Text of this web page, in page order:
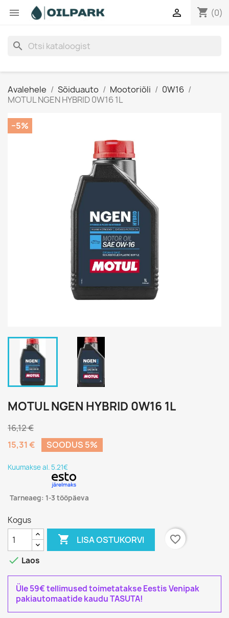
 shopping_cart (0)

search
Avalehele Sõiduauto Mootoriõli
0W16
MOTUL NGEN HYBRID 0W16 1L
−5%
MOTUL NGEN HYBRID 0W16 1L
16,12 €
15,31 €
SOODUS 5%
Kuumakse al. 5.21€
Tarneaeg: 1-3 tööpäeva
Kogus
 LISA OSTUKORVI
favorite_border
 Laos
Üle 59€ tellimused toimetatakse Eestis Venipak
pakiautomaatide kaudu TASUTA!